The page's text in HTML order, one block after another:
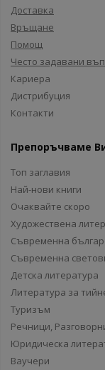
Доставка
Връщане
Помощ
Често задавани
Кариера
Дистрибуция
Контакти
Препоръчваме
Топ заглавия
Най-нови книги
Очаквайте скоро
Художествена
Съвременна
Съвременна
Детска литература
Литература за
Туризъм
Речници,
Юридическа
Ваучери